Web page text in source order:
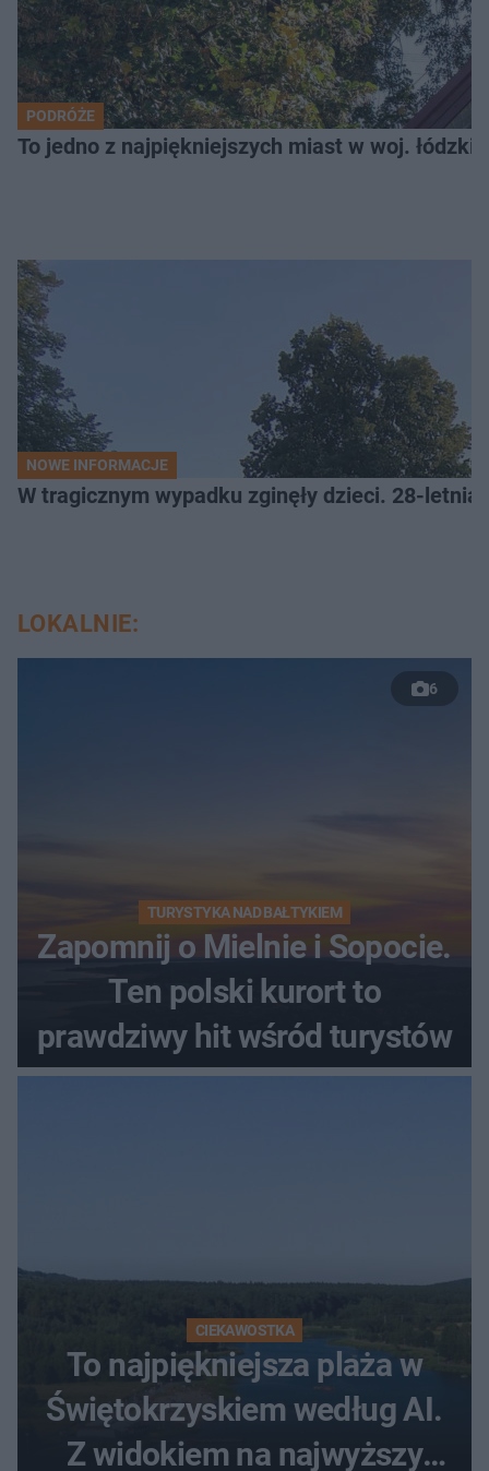
PODRÓŻE
To jedno z najpiękniejszych miast w woj.
NOWE INFORMACJE
W tragicznym wypadku zginęły dzieci. 28-
LOKALNIE:
6
TURYSTYKA NAD BAŁTYKIEM
Zapomnij o Mielnie i Sopocie.
Ten polski kurort to
prawdziwy hit wśród turystów
CIEKAWOSTKA
To najpiękniejsza plaża w
Świętokrzyskiem według AI.
Z widokiem na najwyższy